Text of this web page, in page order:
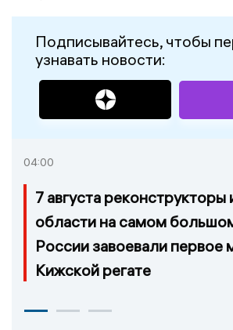
Подписывайтесь, чтобы
узнавать новости:
04:00
7 августа
области на самом
России завоевали первое
Кижской регате